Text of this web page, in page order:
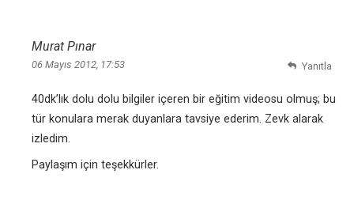
Murat Pınar
06 Mayıs 2012, 17:53
40dk’lık dolu dolu bilgiler içeren bir eğitim videosu olmuş; bu
tür konulara merak duyanlara tavsiye ederim. Zevk alarak
izledim.
Paylaşım için teşekkürler.
Yanıtla